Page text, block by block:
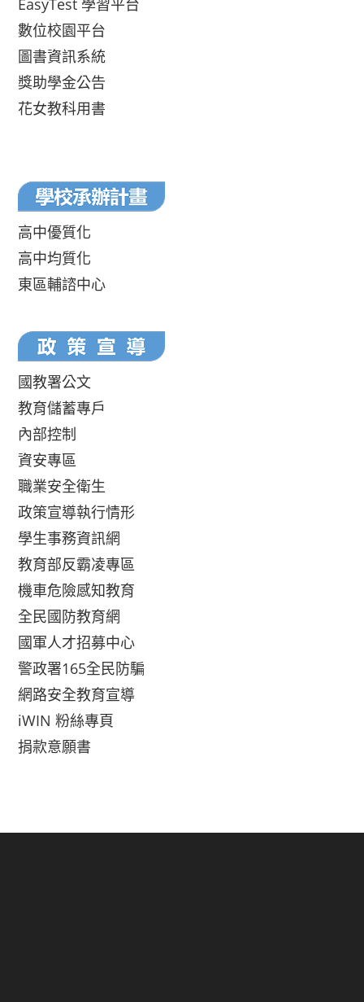
EasyTest 學習平台
數位校園平台
圖書資訊系統
獎助學金公告
花女教科用書
高中優質化
高中均質化
東區輔諮中心
國教署公文
教育儲蓄專戶
內部控制
資安專區
職業安全衛生
政策宣導執行情形
學生事務資訊網
教育部反霸凌專區
機車危險感知教育
全民國防教育網
國軍人才招募中心
警政署165全民防騙
網路安全教育宣導
iWIN 粉絲專頁
捐款意願書